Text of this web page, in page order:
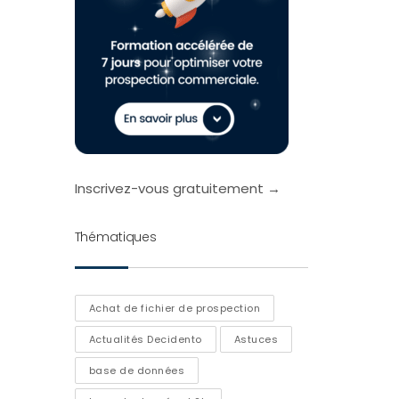
Inscrivez-vous gratuitement →
Thématiques
Achat de fichier de prospection
Actualités Decidento Astuces
base de données